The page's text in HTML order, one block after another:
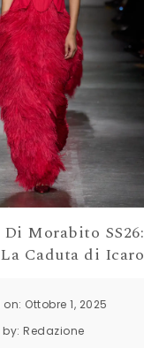
Di Morabito SS26:
Caduta di Icaro
Ottobre 1, 2025
Redazione